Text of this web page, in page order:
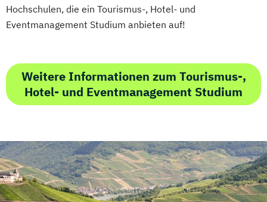
Hochschulen, die ein Tourismus-, Hotel- und
Eventmanagement Studium anbieten auf!
Weitere Informationen zum Tourismus-,
Hotel- und Eventmanagement Studium